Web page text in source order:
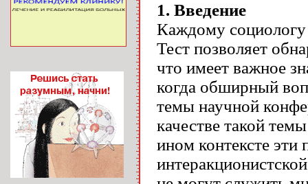
1. Введение
Каждому социологу
Тест позволяет
что имеет важное
когда обширный
темы научной
качестве такой
ином контексте эти